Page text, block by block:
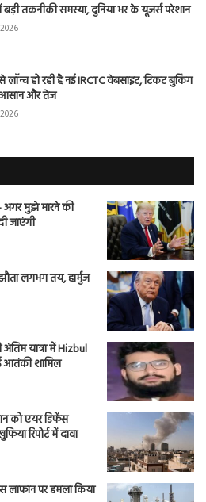
तकनीकी समस्या, दुनिया भर के यूजर्स परेशान
लॉन्च हो रही है नई IRCTC वेबसाइट, टिकट बुकिंग
और तेज
अगर मुझे मारने की
जाएंगी
लगभग तय, हार्मुज
अंतिम यात्रा में Hizbul
आतंकी शामिल
को एयर डिफेंस
रिपोर्ट में दावा
लाफान पर हमला किया